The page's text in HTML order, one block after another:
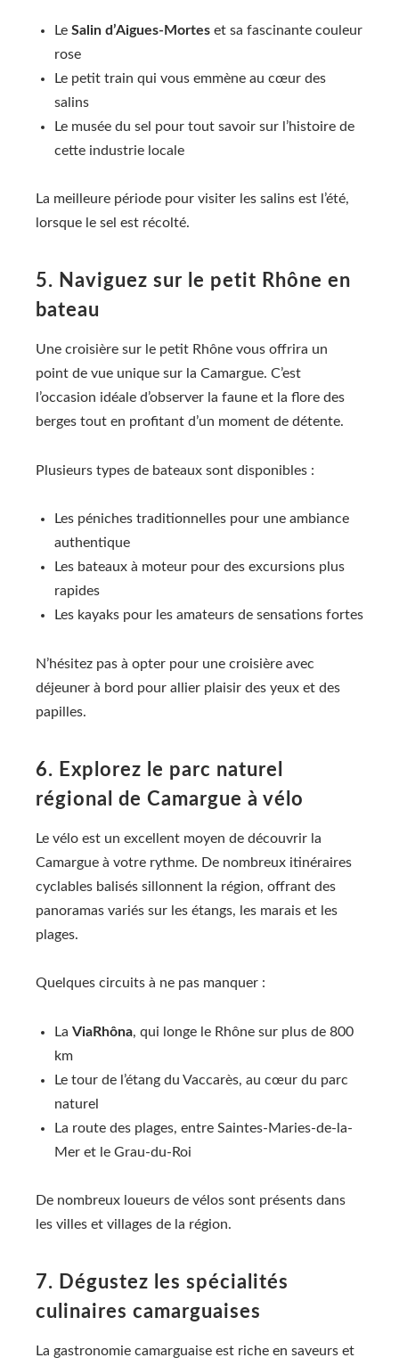
Le Salin d’Aigues-Mortes et sa fascinante couleur
rose
Le petit train qui vous emmène au cœur des
salins
Le musée du sel pour tout savoir sur l’histoire de
cette industrie locale
La meilleure période pour visiter les salins est l’été,
lorsque le sel est récolté.
5. Naviguez sur le petit Rhône en
bateau
Une croisière sur le petit Rhône vous offrira un
point de vue unique sur la Camargue. C’est
l’occasion idéale d’observer la faune et la flore des
berges tout en profitant d’un moment de détente.
Plusieurs types de bateaux sont disponibles :
Les péniches traditionnelles pour une ambiance
authentique
Les bateaux à moteur pour des excursions plus
rapides
Les kayaks pour les amateurs de sensations fortes
N’hésitez pas à opter pour une croisière avec
déjeuner à bord pour allier plaisir des yeux et des
papilles.
6. Explorez le parc naturel
régional de Camargue à vélo
Le vélo est un excellent moyen de découvrir la
Camargue à votre rythme. De nombreux itinéraires
cyclables balisés sillonnent la région, offrant des
panoramas variés sur les étangs, les marais et les
plages.
Quelques circuits à ne pas manquer :
La ViaRhôna, qui longe le Rhône sur plus de 800
km
Le tour de l’étang du Vaccarès, au cœur du parc
naturel
La route des plages, entre Saintes-Maries-de-la-
Mer et le Grau-du-Roi
De nombreux loueurs de vélos sont présents dans
les villes et villages de la région.
7. Dégustez les spécialités
culinaires camarguaises
La gastronomie camarguaise est riche en saveurs et